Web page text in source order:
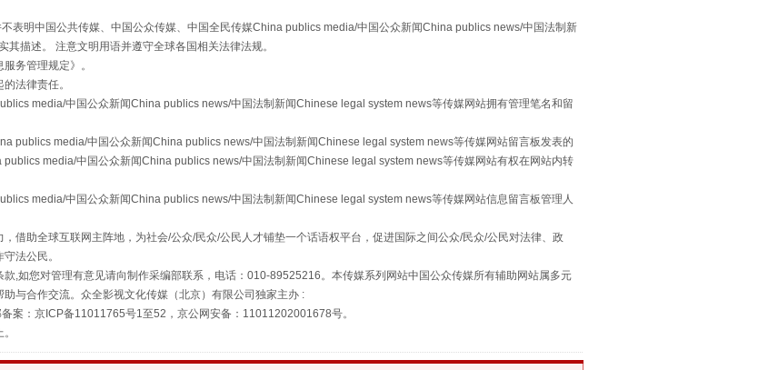
表明中国公共传媒、中国公众传媒、中国全民传媒China publics media/中国公众新闻China publics news/中国法制新
描述。 注意文明用语并遵守全球各国相关法律法规。
服务管理规定》。
法律责任。
media/中国公众新闻China publics news/中国法制新闻Chinese legal system news等传媒网站拥有管理笔名和留
publics media/中国公众新闻China publics news/中国法制新闻Chinese legal system news等传媒网站留言板发表的
media/中国公众新闻China publics news/中国法制新闻Chinese legal system news等传媒网站有权在网站内转
media/中国公众新闻China publics news/中国法制新闻Chinese legal system news等传媒网站信息留言板管理人
借助全球互联网主阵地，为社会/公众/民众/公民人才铺垫一个话语权平台，促进国际之间公众/民众/公民对法律、政
法公民。
,如您对管理有意见请向制作采编部联系，电话：010-89525216。本传媒系列网站中国公众传媒所有辅助网站属多元
与合作交流。众全影视文化传媒（北京）有限公司独家主办 :
案：京ICP备11011765号1至52，京公网安备：11011202001678号。